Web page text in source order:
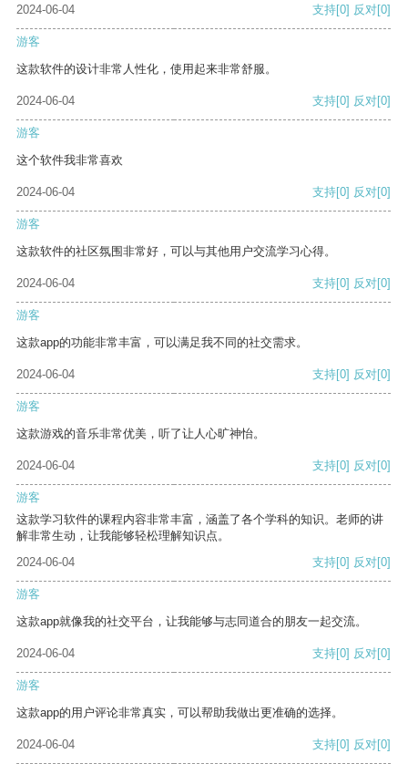
2024-06-04
支持[0] 反对[0]
游客
这款软件的设计非常人性化，使用起来非常舒服。
2024-06-04 支持[0] 反对[0]
游客
这个软件我非常喜欢
2024-06-04 支持[0] 反对[0]
游客
这款软件的社区氛围非常好，可以与其他用户交流学习心得。
2024-06-04 支持[0] 反对[0]
游客
这款app的功能非常丰富，可以满足我不同的社交需求。
2024-06-04 支持[0] 反对[0]
游客
这款游戏的音乐非常优美，听了让人心旷神怡。
2024-06-04 支持[0] 反对[0]
游客
这款学习软件的课程内容非常丰富，涵盖了各个学科的知识。老师的讲
解非常生动，让我能够轻松理解知识点。
2024-06-04
支持[0] 反对[0]
游客
这款app就像我的社交平台，让我能够与志同道合的朋友一起交流。
2024-06-04 支持[0] 反对[0]
游客
这款app的用户评论非常真实，可以帮助我做出更准确的选择。
2024-06-04 支持[0] 反对[0]